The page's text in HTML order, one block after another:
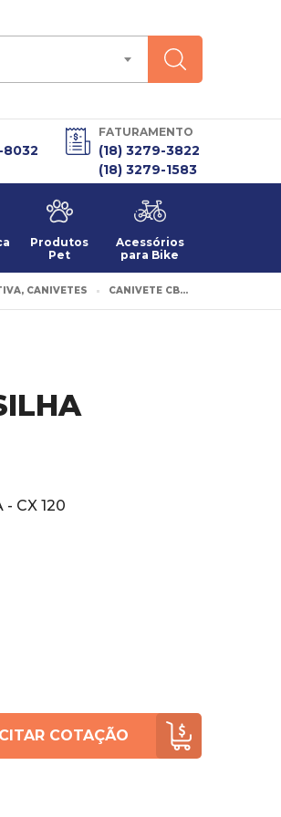
8032
FATURAMENTO
(18) 3279-3822
(18) 3279-1583
Produtos
Pet
Acessórios
para Bike
CANIVETES CANIVETE CB...
CX 120
COTAÇÃO